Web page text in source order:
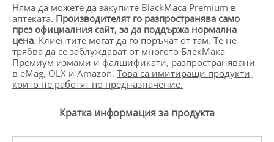
Няма да можете да закупите BlackMaca Premium в
аптеката. Производителят го разпространява само
през официалния сайт, за да поддържа нормална
цена. Клиентите могат да го поръчат от там. Те не
трябва да се заблуждават от многото БлекМака
Премиум измами и фалшификати, разпространявани
в eMag, OLX и Amazon. Това са имитиращи продукти,
които не работят по предназначение.
Кратка информация за продукта